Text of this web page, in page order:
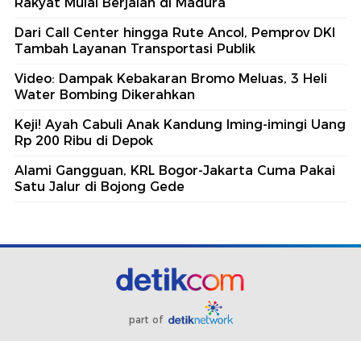
Dari Call Center hingga Rute Ancol, Pemprov DKI
Tambah Layanan Transportasi Publik
Video: Dampak Kebakaran Bromo Meluas, 3 Heli
Water Bombing Dikerahkan
Keji! Ayah Cabuli Anak Kandung Iming-imingi Uang
Rp 200 Ribu di Depok
Alami Gangguan, KRL Bogor-Jakarta Cuma Pakai
Satu Jalur di Bojong Gede
part of